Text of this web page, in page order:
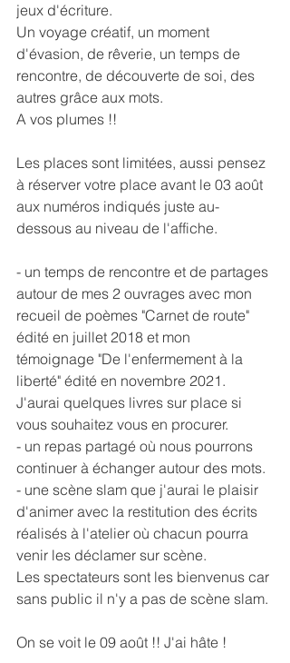
jeux d'écriture.
Un voyage créatif, un moment
d'évasion, de rêverie, un temps de
rencontre, de découverte de soi, des
autres grâce aux mots.
A vos plumes !!
Les places sont limitées, aussi pensez
à réserver votre place avant le 03 août
aux numéros indiqués juste au-
dessous au niveau de l'affiche.
- un temps de rencontre et de partages
autour de mes 2 ouvrages avec mon
recueil de poèmes "Carnet de route"
édité en juillet 2018 et mon
témoignage "De l'enfermement à la
liberté" édité en novembre 2021.
J'aurai quelques livres sur place si
vous souhaitez vous en procurer.
- un repas partagé où nous pourrons
continuer à échanger autour des mots.
- une scène slam que j'aurai le plaisir
d'animer avec la restitution des écrits
réalisés à l'atelier où chacun pourra
venir les déclamer sur scène.
Les spectateurs sont les bienvenus car
sans public il n'y a pas de scène slam.
On se voit le 09 août !! J'ai hâte !